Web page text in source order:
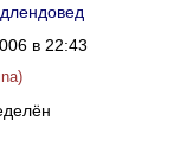
в 22:43